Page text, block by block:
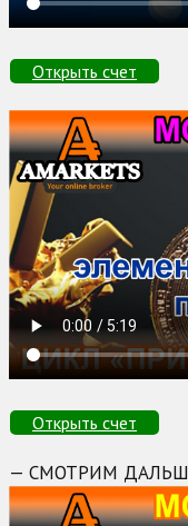
Открыть счет
Открыть счет
— СМОТРИМ